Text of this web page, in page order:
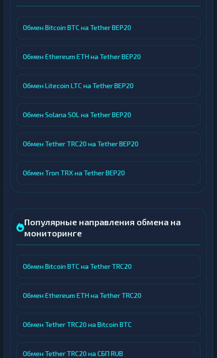
Обмен Bitcoin BTC на Tether BEP20
Обмен Ethereum ETH на Tether BEP20
Обмен Litecoin LTC на Tether BEP20
Обмен Solana SOL на Tether BEP20
Обмен Tether TRC20 на Tether BEP20
Обмен Tron TRX на Tether BEP20
Популярные направления обмена на
мониторинге
Обмен Bitcoin BTC на Tether TRC20
Обмен Ethereum ETH на Tether TRC20
Обмен Tether TRC20 на Bitcoin BTC
Обмен Tether TRC20 на СБП RUB